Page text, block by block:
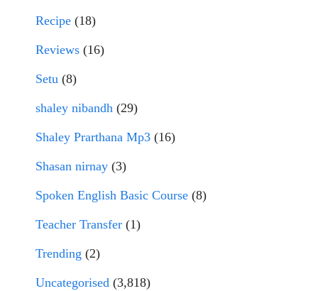
Recipe (18)
Reviews (16)
Setu (8)
shaley nibandh (29)
Shaley Prarthana Mp3 (16)
Shasan nirnay (3)
Spoken English Basic Course (8)
Teacher Transfer (1)
Trending (2)
Uncategorised (3,818)